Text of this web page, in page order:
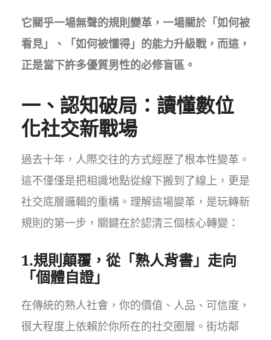
它關乎一場無聲的規則變革，一場關於「如何被
看見」、「如何被懂得」的能力升級戰，而這，
正是當下許多優質男性的必修盲區。
一、認知破局：讀懂數位
化社交新戰場
過去十年，人際交往的方式經歷了根本性變革。
這不僅僅是把相識地點從線下搬到了線上，更是
社交底層邏輯的重構。理解這場變革，是玩轉新
規則的第一步，關鍵在於認清三個核心轉變：
1.規則顛覆，從「熟人背書」走向
「個體自證」
在傳統的熟人社會，你的價值、人品、可信度，
很大程度上依賴於你所在的社交圈層。街坊鄰